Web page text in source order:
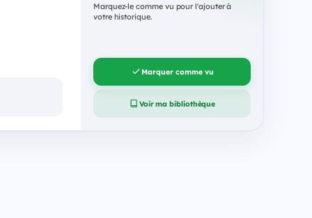
Marquez-le comme vu pour l'ajouter à
votre historique.
Marquer comme vu
Voir ma bibliothèque